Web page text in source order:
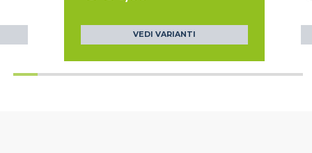
VEDI VARIANTI